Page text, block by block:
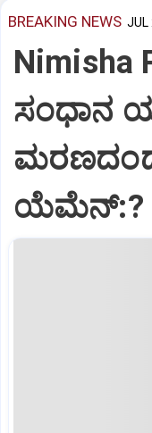
BREAKING NEWS JUL
Nimisha
ಸಂಧಾನ